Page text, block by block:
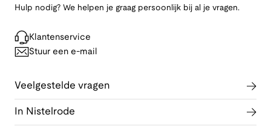
Hulp nodig? We helpen je graag persoonlijk bij al je vragen.
Klantenservice
Stuur een e-mail
Veelgestelde vragen
In Nistelrode